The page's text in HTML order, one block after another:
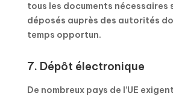
tous les documents nécessaires
déposés auprès des autorités
temps opportun.
7. Dépôt électronique
De nombreux pays de l’UE